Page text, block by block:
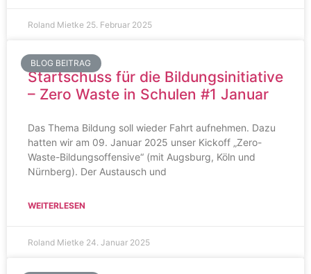
Roland Mietke 25. Februar 2025
BLOG BEITRAG
Startschuss für die Bildungsinitiative
– Zero Waste in Schulen #1 Januar
Das Thema Bildung soll wieder Fahrt aufnehmen. Dazu
hatten wir am 09. Januar 2025 unser Kickoff „Zero-
Waste-Bildungsoffensive“ (mit Augsburg, Köln und
Nürnberg). Der Austausch und
WEITERLESEN
Roland Mietke 24. Januar 2025